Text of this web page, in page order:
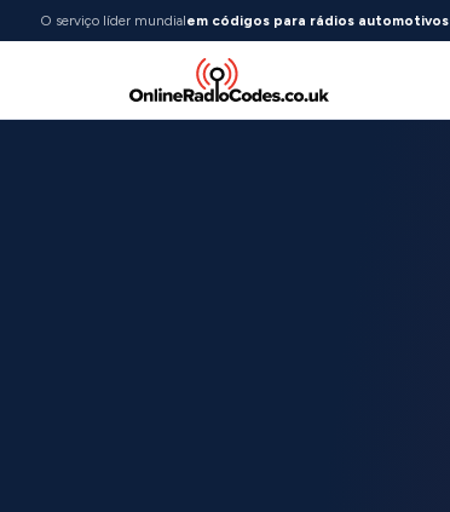
O serviço líder mundialem códigos para rádios automotivos